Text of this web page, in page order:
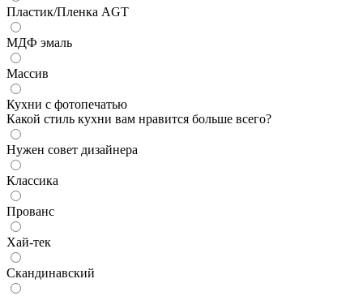
Пластик/Пленка AGT
МДФ эмаль
Массив
Кухни с фотопечатью
Какой стиль кухни вам нравится больше всего?
Нужен совет дизайнера
Классика
Прованс
Хай-тек
Скандинавский